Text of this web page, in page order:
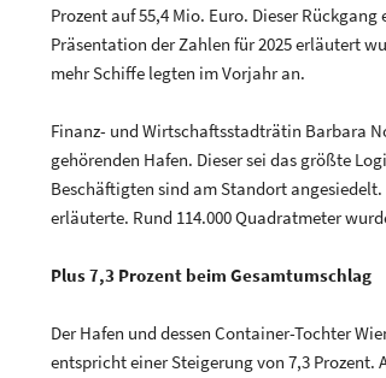
Prozent auf 55,4 Mio. Euro. Dieser
Präsentation der Zahlen für 2025 erläutert
mehr Schiffe legten im Vorjahr an.
Finanz- und Wirtschaftsstadträtin Barbara
gehörenden Hafen. Dieser sei das größte
Beschäftigten sind am Standort
erläuterte. Rund 114.000 Quadratmeter
Plus 7,3 Prozent beim Gesamtumschlag
Der Hafen und dessen Container-Tochter
entspricht einer Steigerung von 7,3